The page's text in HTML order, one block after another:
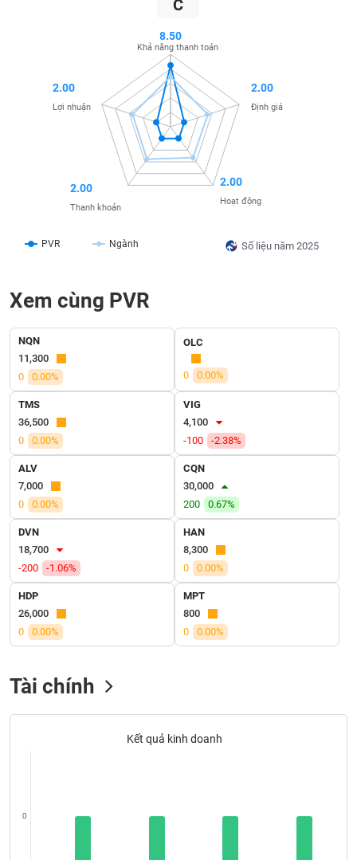
C
Số liệu năm 2025
PVR Ngành
8.50
Khả năng thanh toán
2.00
Định giá
2.00
Hoạt động
2.00
Thanh khoản
2.00
Lợi nhuận
Xem cùng PVR
NQN
11,300
0
0.00%
OLC
0 0.00%
TMS
36,500
0
0.00%
VIG
4,100
-100
-2.38%
ALV
7,000
0
0.00%
CQN
30,000
200
0.67%
DVN
18,700
-200
-1.06%
HAN
8,300
0
0.00%
HDP
26,000
0
0.00%
MPT
800
0
0.00%
Tài chính
Kết quả kinh doanh
0
THÔNG
DỊCH
VỤ
TRUYỀN
THÔNG
ÍCH
BẤT
ĐỘNG
SẢN
Mã
(-)
Tất cả Cổ phiếu Chỉ số Chứng chỉ quỹ Chứng
Tất cả Người nội bộ Người liên quan Cổ đông lớn